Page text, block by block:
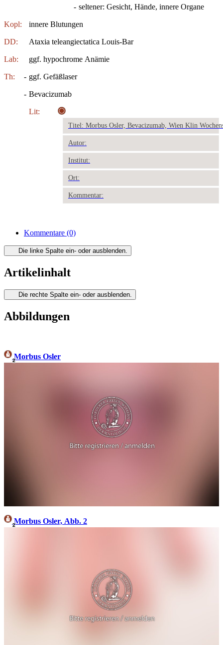
- seltener: Gesicht, Hände, innere Organe
Kopl: innere Blutungen
DD: Ataxia teleangiectatica Louis-Bar
Lab: ggf. hypochrome Anämie
Th: - ggf. Gefäßlaser
- Bevacizumab
Lit:
Titel: Morbus Osler, Bevacizumab, Wien Klin
Autor:
Institut:
Ort:
Kommentar:
Kommentare (0)
Die linke Spalte ein- oder ausblenden.
Artikelinhalt
Die rechte Spalte ein- oder ausblenden.
Abbildungen
2Morbus Osler
2Morbus Osler, Abb. 2